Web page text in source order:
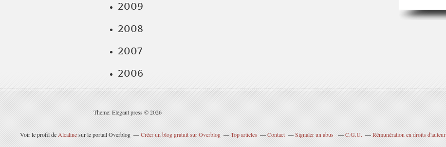
2009
2008
2007
2006
Theme: Elegant press © 2026
Voir le profil de Alcalinesur le portail Overblog Créer un blog gratuit sur Overblog Top articles Contact Signaler un abus C.G.U. Rémunération en droits d'auteur